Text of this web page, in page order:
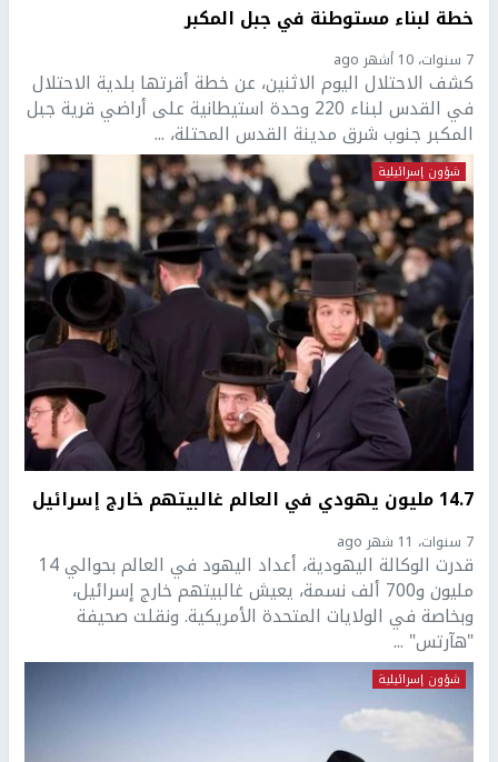
خطة لبناء مستوطنة في جبل المكبر
7 سنوات، 10 أشهر ago
كشف الاحتلال اليوم الاثنين، عن خطة أقرتها بلدية الاحتلال
في القدس لبناء 220 وحدة استيطانية على أراضي قرية جبل
المكبر جنوب شرق مدينة القدس المحتلة، ...
شؤون إسرائيلية
14.7 مليون يهودي في العالم غالبيتهم خارج إسرائيل
7 سنوات، 11 شهر ago
قدرت الوكالة اليهودية، أعداد اليهود في العالم بحوالي 14
مليون و700 ألف نسمة، يعيش غالبيتهم خارج إسرائيل،
وبخاصة في الولايات المتحدة الأمريكية. ونقلت صحيفة
"هآرتس" ...
شؤون إسرائيلية